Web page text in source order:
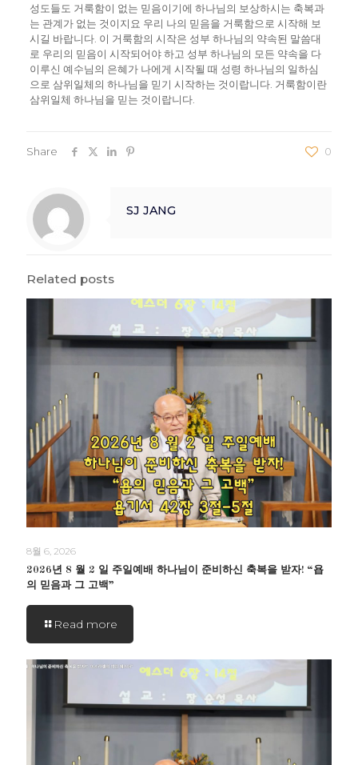
성도들도 거룩함이 없는 믿음이기에 하나님의 보상하시는 축복과
는 관계가 없는 것이지요 우리 나의 믿음을 거룩함으로 시작해 보
시길 바랍니다. 이 거룩함의 시작은 성부 하나님의 약속된 말씀대
로 우리의 믿음이 시작되어야 하고 성부 하나님의 모든 약속을 다
이루신 예수님의 은혜가 나에게 시작될 때 성령 하나님의 일하심
으로 삼위일체의 하나님을 믿기 시작하는 것이랍니다. 거룩함이란
삼위일체 하나님을 믿는 것이랍니다.
Share 0
SJ JANG
Related posts
8월 6, 2026
2026년 8 월 2 일 주일예배 하나님이 준비하신 축복을 받자! “욥
의 믿음과 그 고백”
Read more